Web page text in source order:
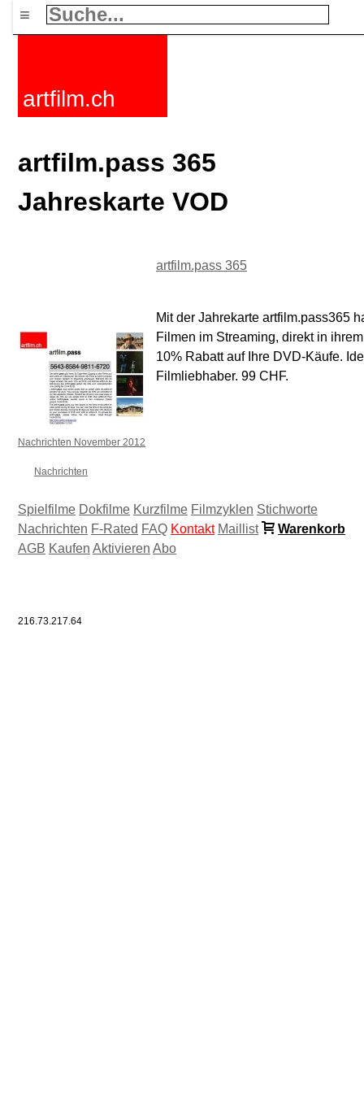
≡
artfilm.ch
artfilm.pass 365
Jahreskarte VOD
artfilm.pass 365
Mit der Jahrekarte artfilm.pass365
Filmen im Streaming, direkt in
10% Rabatt auf Ihre DVD-Käufe.
Filmliebhaber. 99 CHF.
Nachrichten November 2012
Nachrichten
Spielfilme Dokfilme Kurzfilme Filmzyklen Stichworte
Nachrichten F-Rated FAQ Kontakt Maillist
Warenkorb
AGB Kaufen Aktivieren Abo
216.73.217.64